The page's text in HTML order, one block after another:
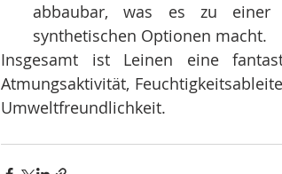
abbaubar, was es zu einer
synthetischen Optionen macht.
Insgesamt ist Leinen eine
Atmungsaktivität,
Umweltfreundlichkeit.